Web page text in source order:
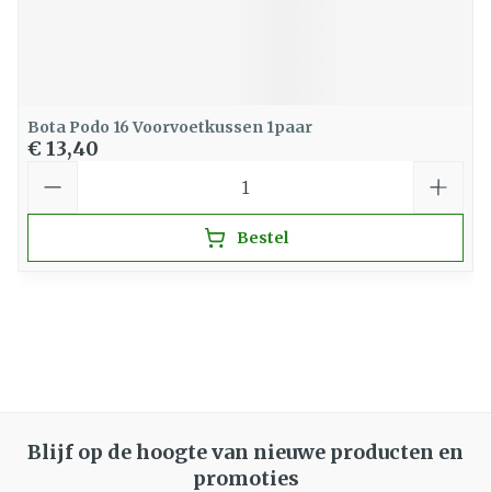
Bota Podo 16 Voorvoetkussen 1paar
€ 13,40
Bestel
Blijf op de hoogte van nieuwe producten en
promoties